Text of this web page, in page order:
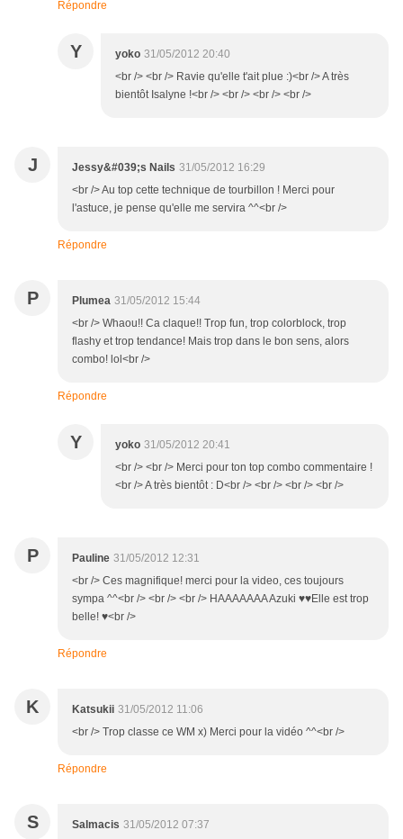
Répondre
Y yoko 31/05/2012 20:40
<br /> <br /> Ravie qu'elle t'ait plue :)<br /> A très
bientôt Isalyne !<br /> <br /> <br /> <br />
J Jessy&#039;s Nails 31/05/2012 16:29
<br /> Au top cette technique de tourbillon ! Merci pour
l'astuce, je pense qu'elle me servira ^^<br />
Répondre
P Plumea 31/05/2012 15:44
<br /> Whaou!! Ca claque!! Trop fun, trop colorblock, trop
flashy et trop tendance! Mais trop dans le bon sens, alors
combo! lol<br />
Répondre
Y yoko 31/05/2012 20:41
<br /> <br /> Merci pour ton top combo commentaire !
<br /> A très bientôt : D<br /> <br /> <br /> <br />
P Pauline 31/05/2012 12:31
<br /> Ces magnifique! merci pour la video, ces toujours
sympa ^^<br /> <br /> <br /> HAAAAAAA Azuki ♥♥Elle est trop
belle! ♥<br />
Répondre
K Katsukii 31/05/2012 11:06
<br /> Trop classe ce WM x) Merci pour la vidéo ^^<br />
Répondre
S Salmacis 31/05/2012 07:37